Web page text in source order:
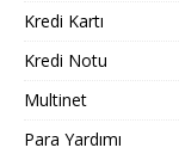
Kredi Kartı
Kredi Notu
Multinet
Para Yardımı